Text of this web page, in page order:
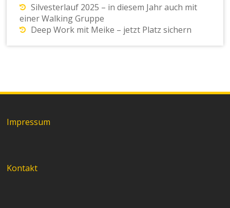
Silvesterlauf 2025 – in diesem Jahr auch mit
einer Walking Gruppe
Deep Work mit Meike – jetzt Platz sichern
Impressum
Kontakt